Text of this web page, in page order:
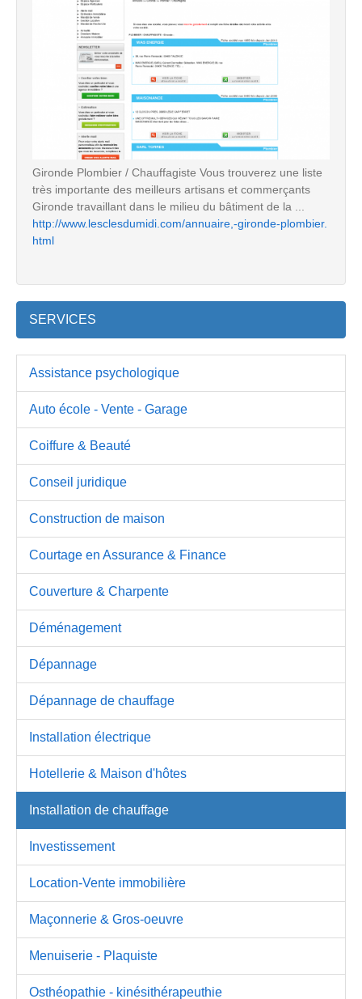
Gironde Plombier / Chauffagiste Vous trouverez une liste
très importante des meilleurs artisans et commerçants
Gironde travaillant dans le milieu du bâtiment de la ...
http://www.lesclesdumidi.com/annuaire,-gironde-plombier.
html
SERVICES
Assistance psychologique
Auto école - Vente - Garage
Coiffure & Beauté
Conseil juridique
Construction de maison
Courtage en Assurance & Finance
Couverture & Charpente
Déménagement
Dépannage
Dépannage de chauffage
Installation électrique
Hotellerie & Maison d'hôtes
Installation de chauffage
Investissement
Location-Vente immobilière
Maçonnerie & Gros-oeuvre
Menuiserie - Plaquiste
Osthéopathie - kinésithérapeuthie